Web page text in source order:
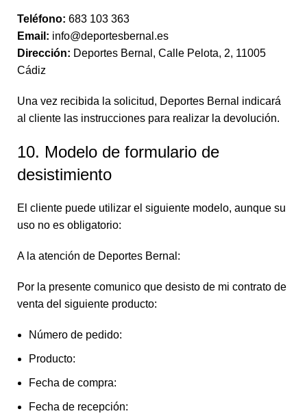
Teléfono: 683 103 363
Email: info@deportesbernal.es
Dirección: Deportes Bernal, Calle Pelota, 2, 11005
Cádiz
Una vez recibida la solicitud, Deportes Bernal indicará
al cliente las instrucciones para realizar la devolución.
10. Modelo de formulario de
desistimiento
El cliente puede utilizar el siguiente modelo, aunque su
uso no es obligatorio:
A la atención de Deportes Bernal:
Por la presente comunico que desisto de mi contrato de
venta del siguiente producto:
Número de pedido:
Producto:
Fecha de compra:
Fecha de recepción: